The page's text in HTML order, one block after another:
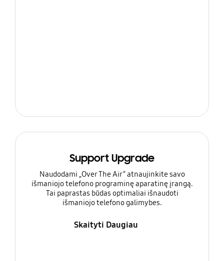
Support Upgrade
Naudodami „Over The Air“ atnaujinkite savo
išmaniojo telefono programinę aparatinę įrangą.
Tai paprastas būdas optimaliai išnaudoti
išmaniojo telefono galimybes.
Skaityti Daugiau